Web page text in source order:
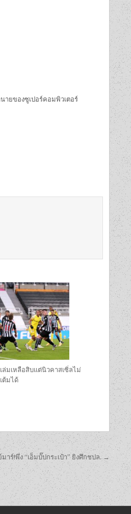
ายของซูเปอร์คอมพิวเตอร์
มเหลือสิบแต่นิวคาสเซิ่ลไม่
ต้มได้
าร์!พึ่ง “เอ็มบั๊ปกระเป๋า” ยิงศึกชปล. →